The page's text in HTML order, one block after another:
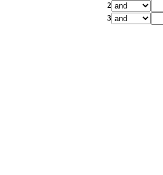
2
3